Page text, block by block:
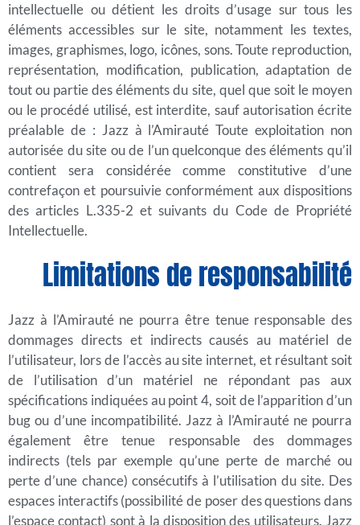
intellectuelle ou détient les droits d’usage sur tous les
éléments accessibles sur le site, notamment les textes,
images, graphismes, logo, icônes, sons. Toute reproduction,
représentation, modification, publication, adaptation de
tout ou partie des éléments du site, quel que soit le moyen
ou le procédé utilisé, est interdite, sauf autorisation écrite
préalable de : Jazz à l’Amirauté Toute exploitation non
autorisée du site ou de l’un quelconque des éléments qu’il
contient sera considérée comme constitutive d’une
contrefaçon et poursuivie conformément aux dispositions
des articles L.335-2 et suivants du Code de Propriété
Intellectuelle.
Limitations de responsabilité
Jazz à l’Amirauté ne pourra être tenue responsable des
dommages directs et indirects causés au matériel de
l’utilisateur, lors de l’accès au site internet, et résultant soit
de l’utilisation d’un matériel ne répondant pas aux
spécifications indiquées au point 4, soit de l’apparition d’un
bug ou d’une incompatibilité. Jazz à l’Amirauté ne pourra
également être tenue responsable des dommages
indirects (tels par exemple qu’une perte de marché ou
perte d’une chance) consécutifs à l’utilisation du site. Des
espaces interactifs (possibilité de poser des questions dans
l’espace contact) sont à la disposition des utilisateurs. Jazz